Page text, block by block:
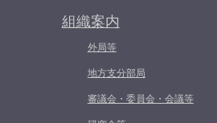
組織案内
外局等
地方支分部局
審議会・委員会・会議等